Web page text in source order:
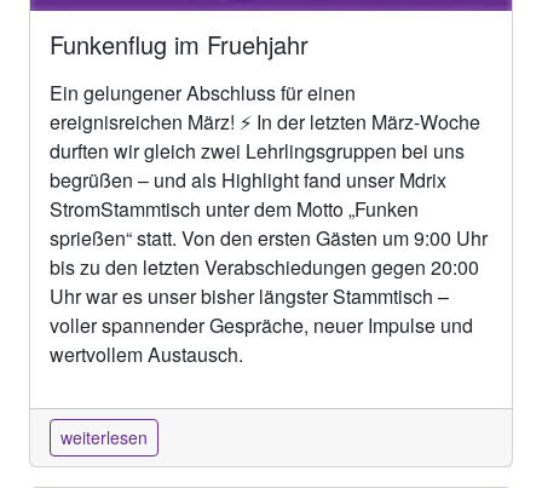
Funkenflug im Fruehjahr
Ein gelungener Abschluss für einen
ereignisreichen März! ⚡ In der letzten März-Woche
durften wir gleich zwei Lehrlingsgruppen bei uns
begrüßen – und als Highlight fand unser Mdrix
StromStammtisch unter dem Motto „Funken
sprießen“ statt. Von den ersten Gästen um 9:00 Uhr
bis zu den letzten Verabschiedungen gegen 20:00
Uhr war es unser bisher längster Stammtisch –
voller spannender Gespräche, neuer Impulse und
wertvollem Austausch.
weiterlesen